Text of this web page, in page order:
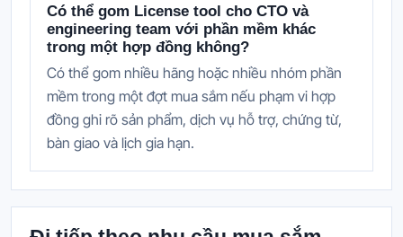
Có thể gom License tool cho CTO và
engineering team với phần mềm khác
trong một hợp đồng không?
Có thể gom nhiều hãng hoặc nhiều nhóm phần
mềm trong một đợt mua sắm nếu phạm vi hợp
đồng ghi rõ sản phẩm, dịch vụ hỗ trợ, chứng từ,
bàn giao và lịch gia hạn.